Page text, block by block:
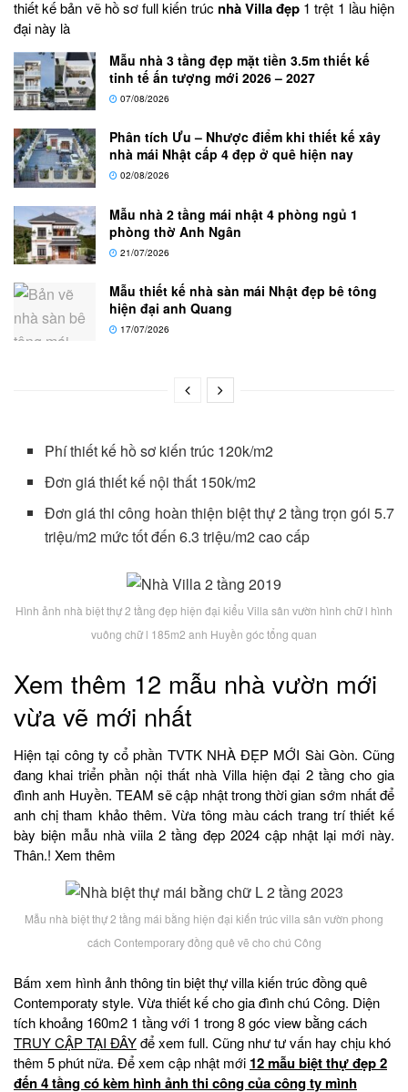
thiết kế bản vẽ hồ sơ full kiến trúc nhà Villa đẹp 1 trệt 1 lầu hiện
đại này là
Mẫu nhà 3 tầng đẹp mặt tiền 3.5m thiết kế
tinh tế ấn tượng mới 2026 – 2027
07/08/2026
Phân tích Ưu – Nhược điểm khi thiết kế xây
nhà mái Nhật cấp 4 đẹp ở quê hiện nay
02/08/2026
Mẫu nhà 2 tầng mái nhật 4 phòng ngủ 1
phòng thờ Anh Ngân
21/07/2026
Mẫu thiết kế nhà sàn mái Nhật đẹp bê tông
hiện đại anh Quang
17/07/2026
Phí thiết kế hồ sơ kiến trúc 120k/m2
Đơn giá thiết kế nội thất 150k/m2
Đơn giá thi công hoàn thiện biệt thự 2 tầng trọn gói 5.7
triệu/m2 mức tốt đến 6.3 triệu/m2 cao cấp
Hình ảnh nhà biệt thự 2 tầng đẹp hiện đại kiểu Villa sân vườn hình chữ l hình
vuông chữ l 185m2 anh Huyền góc tổng quan
Xem thêm 12 mẫu nhà vườn mới
vừa vẽ mới nhất
Hiện tại công ty cổ phần TVTK NHÀ ĐẸP MỚI Sài Gòn. Cũng
đang khai triển phần nội thất nhà Villa hiện đại 2 tầng cho gia
đình anh Huyền. TEAM sẽ cập nhật trong thời gian sớm nhất để
anh chị tham khảo thêm. Vừa tông màu cách trang trí thiết kế
bày biện mẫu nhà viila 2 tầng đẹp 2024 cập nhật lại mới này.
Thân.! Xem thêm
Mẫu nhà biệt thự 2 tầng mái bằng hiện đại kiến trúc villa sân vườn phong
cách Contemporary đồng quê vẽ cho chú Công
Bấm xem hình ảnh thông tin biệt thự villa kiến trúc đồng quê
Contemporaty style. Vừa thiết kế cho gia đình chú Công. Diện
tích khoảng 160m2 1 tầng với 1 trong 8 góc view bằng cách
TRUY CẬP TẠI ĐÂYđể xem full. Cũng như tư vấn hay chịu khó
thêm 5 phút nữa. Để xem cập nhật mới 12 mẫu biệt thự đẹp 2
đến 4 tầng có kèm hình ảnh thi công của công ty mình